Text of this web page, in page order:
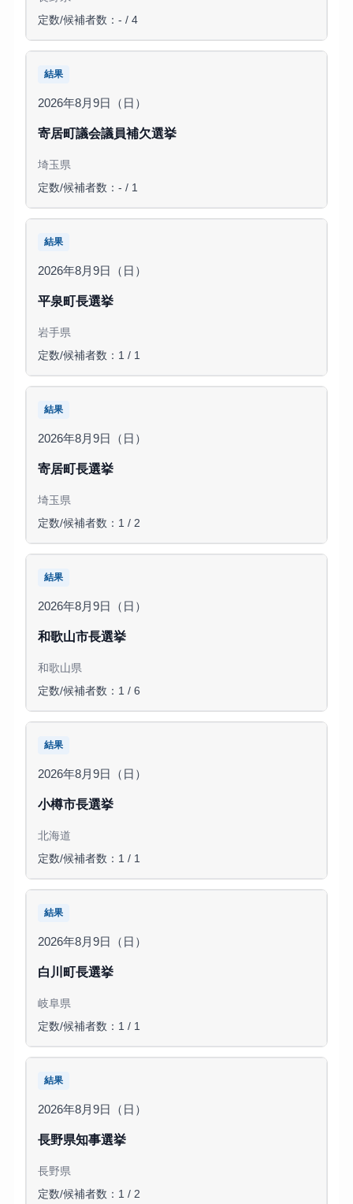
定数/候補者数：- / 4
結果
2026年8月9日（日）
寄居町議会議員補欠選挙
埼玉県
定数/候補者数：- / 1
結果
2026年8月9日（日）
平泉町長選挙
岩手県
定数/候補者数：1 / 1
結果
2026年8月9日（日）
寄居町長選挙
埼玉県
定数/候補者数：1 / 2
結果
2026年8月9日（日）
和歌山市長選挙
和歌山県
定数/候補者数：1 / 6
結果
2026年8月9日（日）
小樽市長選挙
北海道
定数/候補者数：1 / 1
結果
2026年8月9日（日）
白川町長選挙
岐阜県
定数/候補者数：1 / 1
結果
2026年8月9日（日）
長野県知事選挙
長野県
定数/候補者数：1 / 2